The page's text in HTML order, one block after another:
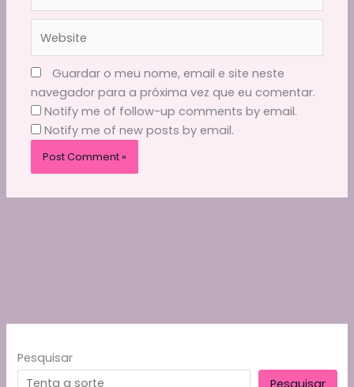
Guardar o meu nome, email e site neste
navegador para a próxima vez que eu comentar.
Notify me of follow-up comments by email.
Notify me of new posts by email.
Pesquisar
Pesquisar